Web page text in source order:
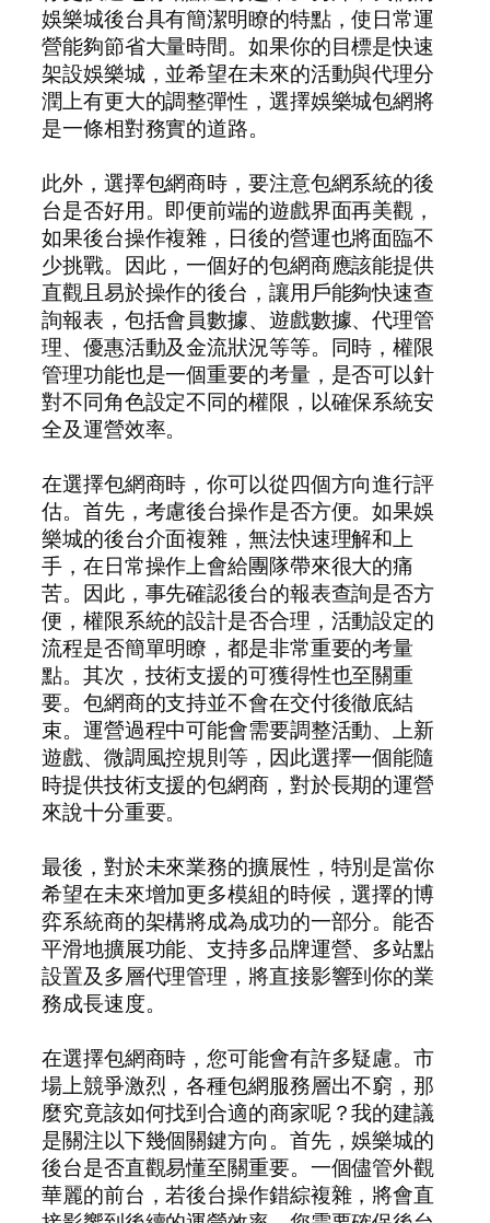
娛樂城後台具有簡潔明瞭的特點，使日常運
營能夠節省大量時間。如果你的目標是快速
架設娛樂城，並希望在未來的活動與代理分
潤上有更大的調整彈性，選擇娛樂城包網將
是一條相對務實的道路。
此外，選擇包網商時，要注意包網系統的後
台是否好用。即便前端的遊戲界面再美觀，
如果後台操作複雜，日後的營運也將面臨不
少挑戰。因此，一個好的包網商應該能提供
直觀且易於操作的後台，讓用戶能夠快速查
詢報表，包括會員數據、遊戲數據、代理管
理、優惠活動及金流狀況等等。同時，權限
管理功能也是一個重要的考量，是否可以針
對不同角色設定不同的權限，以確保系統安
全及運營效率。
在選擇包網商時，你可以從四個方向進行評
估。首先，考慮後台操作是否方便。如果娛
樂城的後台介面複雜，無法快速理解和上
手，在日常操作上會給團隊帶來很大的痛
苦。因此，事先確認後台的報表查詢是否方
便，權限系統的設計是否合理，活動設定的
流程是否簡單明瞭，都是非常重要的考量
點。其次，技術支援的可獲得性也至關重
要。包網商的支持並不會在交付後徹底結
束。運營過程中可能會需要調整活動、上新
遊戲、微調風控規則等，因此選擇一個能隨
時提供技術支援的包網商，對於長期的運營
來說十分重要。
最後，對於未來業務的擴展性，特別是當你
希望在未來增加更多模組的時候，選擇的博
弈系統商的架構將成為成功的一部分。能否
平滑地擴展功能、支持多品牌運營、多站點
設置及多層代理管理，將直接影響到你的業
務成長速度。
在選擇包網商時，您可能會有許多疑慮。市
場上競爭激烈，各種包網服務層出不窮，那
麼究竟該如何找到合適的商家呢？我的建議
是關注以下幾個關鍵方向。首先，娛樂城的
後台是否直觀易懂至關重要。一個儘管外觀
華麗的前台，若後台操作錯綜複雜，將會直